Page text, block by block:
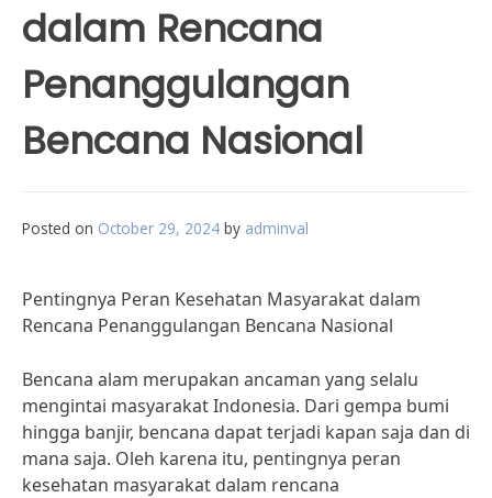
dalam Rencana
Penanggulangan
Bencana Nasional
Posted on October 29, 2024 by adminval
Pentingnya Peran Kesehatan Masyarakat dalam
Rencana Penanggulangan Bencana Nasional
Bencana alam merupakan ancaman yang selalu
mengintai masyarakat Indonesia. Dari gempa bumi
hingga banjir, bencana dapat terjadi kapan saja dan di
mana saja. Oleh karena itu, pentingnya peran
kesehatan masyarakat dalam rencana